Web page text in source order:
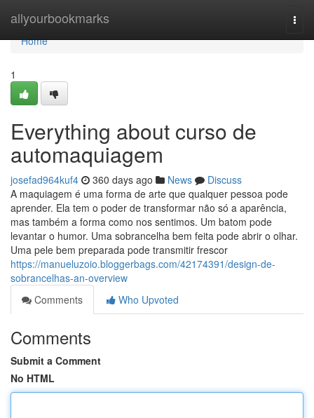
allyourbookmarks
Home
Home
1
Everything about curso de
automaquiagem
josefad964kuf4 360 days ago News
Discuss
A maquiagem é uma forma de arte que qualquer pessoa pode
aprender. Ela tem o poder de transformar não só a aparência,
mas também a forma como nos sentimos. Um batom pode
levantar o humor. Uma sobrancelha bem feita pode abrir o olhar.
Uma pele bem preparada pode transmitir frescor
https://manueluzoio.bloggerbags.com/42174391/design-de-
sobrancelhas-an-overview
Comments
Who Upvoted
Comments
Submit a Comment
No HTML